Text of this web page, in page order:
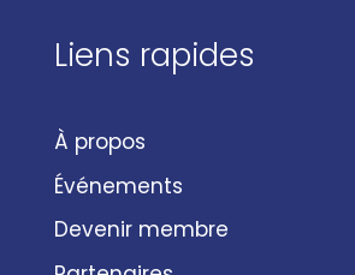
Liens rapides
À propos
Événements
Devenir membre